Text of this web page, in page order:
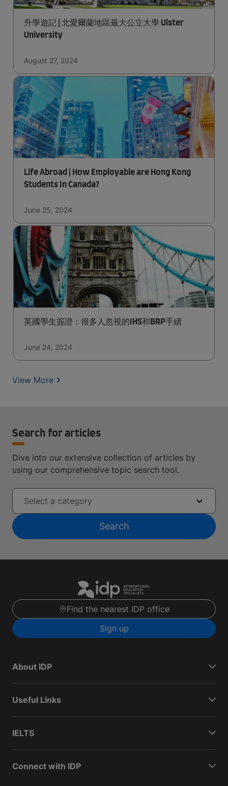
升學遊記 | 北愛爾蘭地區最大公立大學 Ulster
University
August 27, 2024
Life Abroad | How Employable are Hong Kong
Students In Canada?
June 25, 2024
英國學生簽證：很多人忽視的IHS和BRP手續
June 24, 2024
View More
Search for articles
Dive into our extensive collection of articles by
using our comprehensive topic search tool.
Select a category
Search
Find the nearest IDP office
Sign up
About IDP
Useful Links
IELTS
Connect with IDP